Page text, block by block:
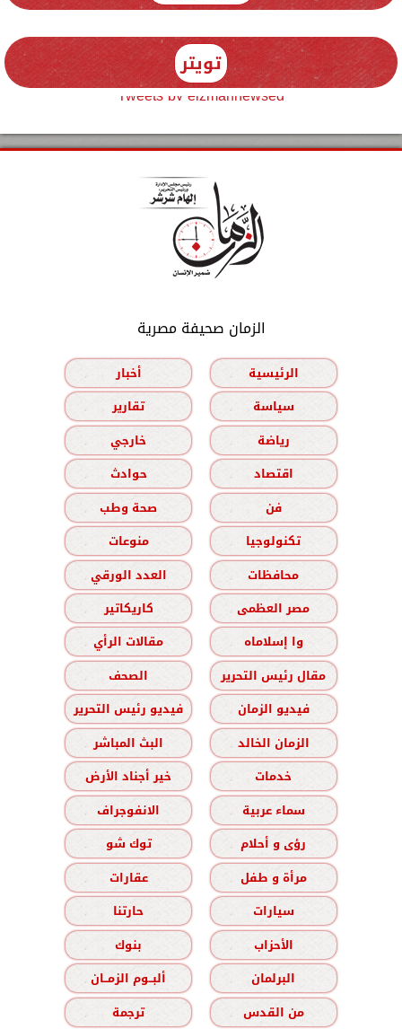
تويتر
Tweets by elzmannewseg
الزمان صحيفة مصرية
الرئيسية
أخبار
سياسة
تقارير
رياضة
خارجي
اقتصاد
حوادث
فن
صحة وطب
تكنولوجيا
منوعات
محافظات
العدد الورقي
مصر العظمى
كاريكاتير
وا إسلاماه
مقالات الرأي
مقال رئيس التحرير
الصحف
فيديو الزمان
فيديو رئيس التحرير
الزمان الخالد
البث المباشر
خدمات
خير أجناد الأرض
سماء عربية
الانفوجراف
رؤى و أحلام
توك شو
مرأة و طفل
عقارات
سيارات
حارتنا
الأحزاب
بنوك
البرلمان
ألبــوم الزمــان
من القدس
ترجمة